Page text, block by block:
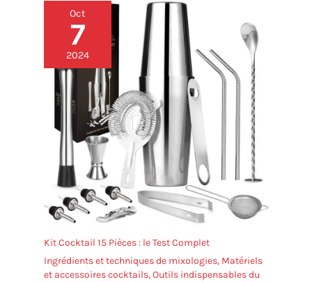
Oct
7
2024
Kit Cocktail 15 Pièces : le Test Complet
Ingrédients et techniques de mixologies, Matériels
et accessoires cocktails,Outils indispensables du